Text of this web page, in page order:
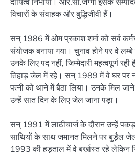
विचारों के संवाहक और बुद्धिजीवी हैं।
सन् 1986 में ओम प्रकाश शर्मा को सर्व
संयोजक बनाया गया। चुनाव होने पर वे
उनके लिए पद नहीं, जिम्मेदारी महत्वपूर्ण
तिहाड़ जेल में रहे। सन् 1989 में वे घर पर
पत्नी को थाने में बैठा लिया। उनके मिल
उन्हें सात दिन के लिए जेल जाना पड़ा।
सन् 1991 में लाठीचार्ज के दौरान उन्हें
साथियों के साथ जमानत मिलने पर बुड़ैल
1993 की हड़ताल में वे बर्खास्त रहे लेकिन